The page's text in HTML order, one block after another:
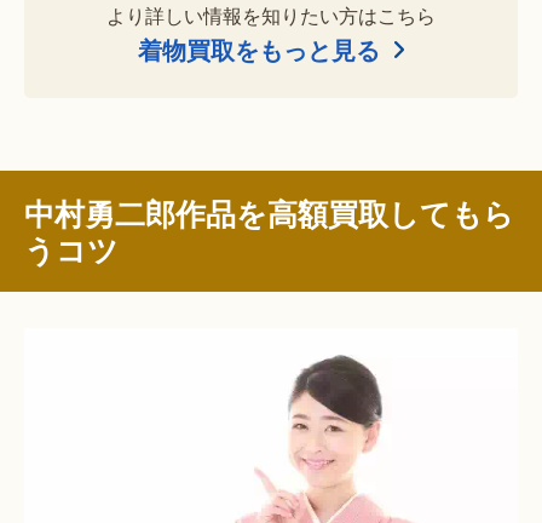
より詳しい情報を知りたい方はこちら
着物買取をもっと見る
中村勇二郎作品を高額買取してもら
うコツ